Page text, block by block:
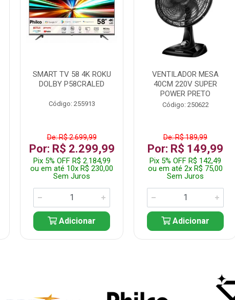
SMART TV 58 4K ROKU
DOLBY P58CRALED
Código: 255913
De: R$ 2.699,99
Por: R$ 2.299,99
Pix 5% OFF R$ 2.184,99
ou em até 10x R$ 230,00
Sem Juros
Adicionar
VENTILADOR MESA
40CM 220V SUPER
POWER PRETO
Código: 250622
De: R$ 189,99
Por: R$ 149,99
Pix 5% OFF R$ 142,49
ou em até 2x R$ 75,00
Sem Juros
Adicionar